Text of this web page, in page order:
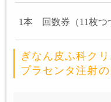
1本 回数券（11枚つ
ぎなん皮ふ科ク
プラセンタ注射の